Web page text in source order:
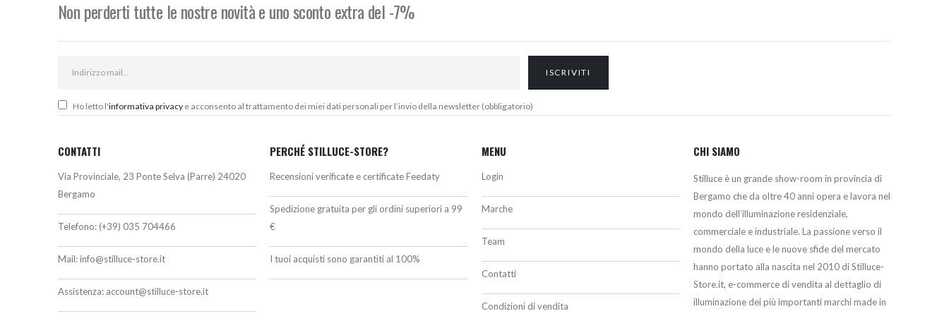
Non perderti tutte le nostre novità e uno sconto extra del -7%
Ho letto l'informativa privacy e acconsento al trattamento dei miei dati personali per l’invio della newsletter (obbligatorio)
CONTATTI
Via Provinciale, 23 Ponte Selva (Parre) 24020
Bergamo
Telefono: (+39) 035 704466
Mail:info@stilluce-store.it
Assistenza: account@stilluce-store.it
PERCHÉ STILLUCE-STORE?
Recensioni verificate e certificate Feedaty
Spedizione gratuita per gli ordini superiori a 99
€
I tuoi acquisti sono garantiti al 100%
MENU
Login
Marche
Team
Contatti
Condizioni di vendita
CHI SIAMO
Stilluce è un grande show-room in provincia di
Bergamo che da oltre 40 anni opera e lavora nel
mondo dell’illuminazione residenziale,
commerciale e industriale. La passione verso il
mondo della luce e le nuove sfide del mercato
hanno portato alla nascita nel 2010 di Stilluce-
Store.it, e-commerce di vendita al dettaglio di
illuminazione dei più importanti marchi made in